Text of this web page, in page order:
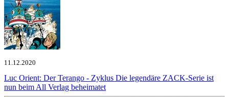
11.12.2020
Luc Orient: Der Terango - Zyklus Die legendäre ZACK-Serie ist
nun beim All Verlag beheimatet